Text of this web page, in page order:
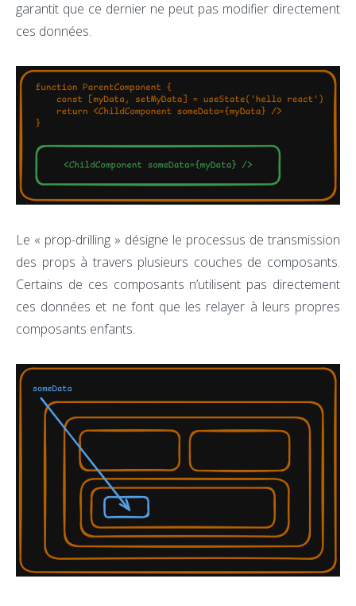
garantit que ce dernier ne peut pas modifier directement
ces données.
Le « prop-drilling » désigne le processus de transmission
des props à travers plusieurs couches de composants.
Certains de ces composants n’utilisent pas directement
ces données et ne font que les relayer à leurs propres
composants enfants.